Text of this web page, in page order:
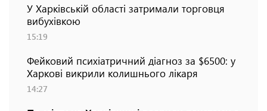
У Харківській області затримали торговця
вибухівкою
15:19
Фейковий психіатричний діагноз за $6500: у
Харкові викрили колишнього лікаря
14:27